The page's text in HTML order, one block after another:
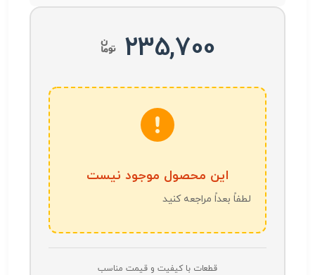
235,700
این محصول موجود نیست
لطفاً بعداً مراجعه کنید
قطعات با کیفیت و قیمت مناسب